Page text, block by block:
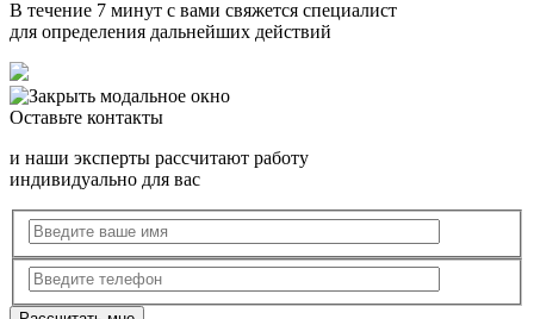
В течение 7 минут с вами свяжется специалист
для определения дальнейших действий
Оставьте контакты
и наши эксперты рассчитают работу
индивидуально для вас